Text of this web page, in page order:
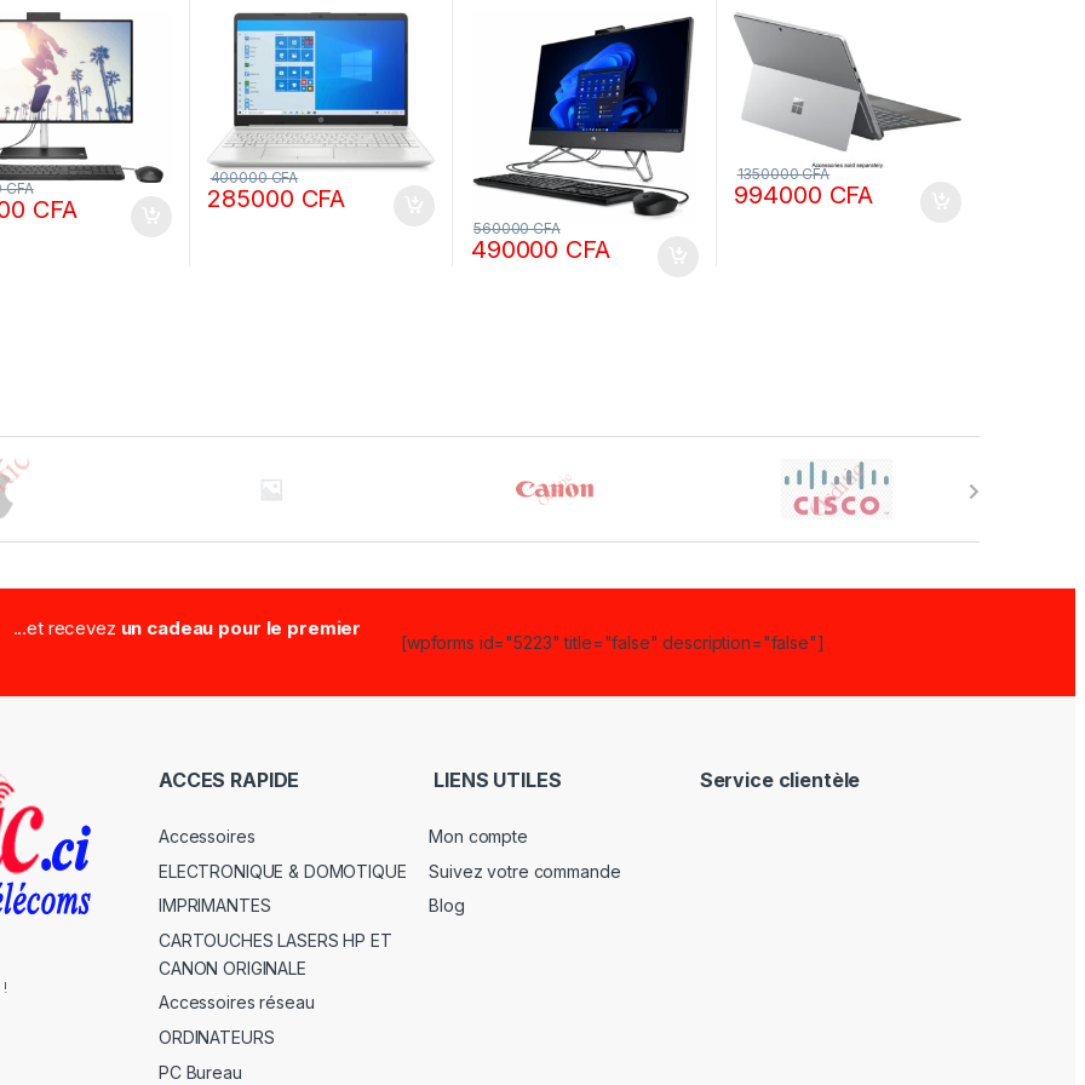
Ram 256 SSD +1To
24 pouces
12ème génération
CFA
CFA
8gb Ram ddr4 – 512 SSD –
14 Pouces, clavier
rétroéclairé, carte
graphique
285000 CFA
400000CFA
Lecteur dvd- écran 22
Pouces Clavier français
490000 CFA
560000CFA
tactile Intel Core i5 8Go
RAM 512Go SSD
994000 CFA
1350000CFA
...et recevez un cadeau pour le premier
[wpforms id="5223" title="false" description="false"]
ACCES RAPIDE
Accessoires
ELECTRONIQUE & DOMOTIQUE
IMPRIMANTES
CARTOUCHES LASERS HP ET
CANON ORIGINALE
Accessoires réseau
ORDINATEURS
PC Bureau
LIENS UTILES
Mon compte
Suivez votre commande
Blog
Service clientèle